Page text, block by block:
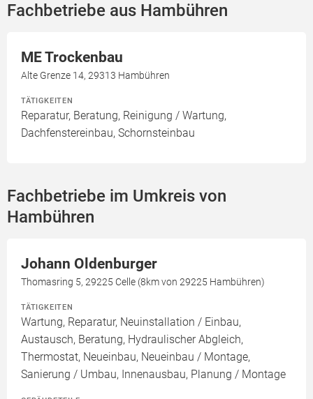
Fachbetriebe aus Hambühren
ME Trockenbau
Alte Grenze 14, 29313 Hambühren
TÄTIGKEITEN
Reparatur, Beratung, Reinigung / Wartung,
Dachfenstereinbau, Schornsteinbau
Fachbetriebe im Umkreis von
Hambühren
Johann Oldenburger
Thomasring 5, 29225 Celle (8km von 29225 Hambühren)
TÄTIGKEITEN
Wartung, Reparatur, Neuinstallation / Einbau,
Austausch, Beratung, Hydraulischer Abgleich,
Thermostat, Neueinbau, Neueinbau / Montage,
Sanierung / Umbau, Innenausbau, Planung / Montage